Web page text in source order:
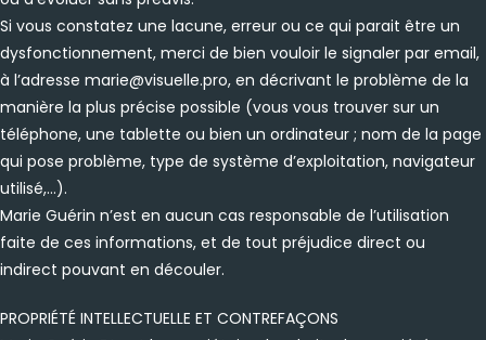
Si vous constatez une lacune, erreur ou ce qui parait être un
dysfonctionnement, merci de bien vouloir le signaler par email,
à l’adresse marie@visuelle.pro, en décrivant le problème de la
manière la plus précise possible (vous vous trouver sur un
téléphone, une tablette ou bien un ordinateur ; nom de la page
qui pose problème, type de système d’exploitation, navigateur
utilisé,…).
Marie Guérin n’est en aucun cas responsable de l’utilisation
faite de ces informations, et de tout préjudice direct ou
indirect pouvant en découler.
PROPRIÉTÉ INTELLECTUELLE ET CONTREFAÇONS